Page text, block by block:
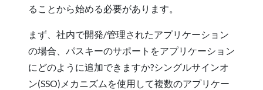
ることから始める必要があります。
まず、社内で開発/管理されたアプリケーション
の場合、パスキーのサポートをアプリケーション
にどのように追加できますか?シングルサインオ
ン(SSO)メカニズムを使用して複数のアプリケー